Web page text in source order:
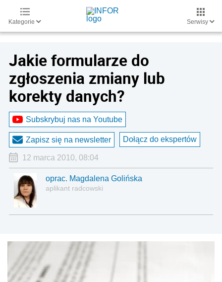
Kategorie Serwisy
Jakie formularze do
zgłoszenia zmiany lub
korekty danych?
Subskrybuj nas na Youtube
Zapisz się na newsletter Dołącz do ekspertów
12 marca 2010, 08:04
oprac. Magdalena Golińska
aplikant radcowski